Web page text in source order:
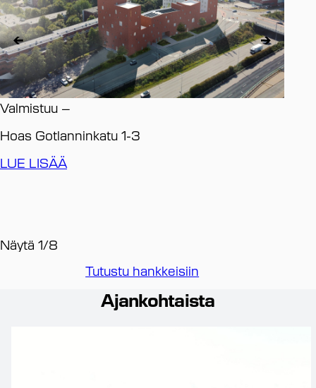
Valmistuu –
Hoas Gotlanninkatu 1-3
LUE LISÄÄ
Näytä 1/8
Tutustu hankkeisiin
Ajankohtaista